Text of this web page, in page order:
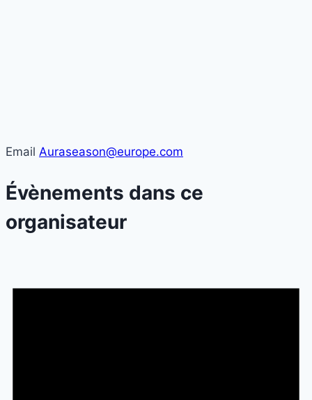
Email Auraseason@europe.com
Évènements dans ce
organisateur